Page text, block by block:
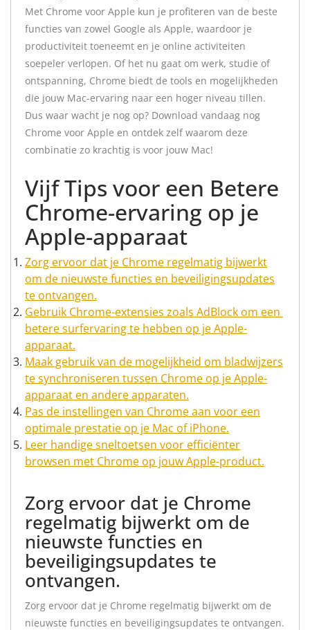
Met Chrome voor Apple kun je profiteren van de beste
functies van zowel Google als Apple, waardoor je
productiviteit toeneemt en je online activiteiten
soepeler verlopen. Of het nu gaat om werk, studie of
ontspanning, Chrome biedt de tools en mogelijkheden
die jouw Mac-ervaring naar een hoger niveau tillen.
Dus waar wacht je nog op? Download vandaag nog
Chrome voor Apple en ontdek zelf waarom deze
combinatie zo krachtig is voor jouw Mac!
Vijf Tips voor een Betere
Chrome-ervaring op je
Apple-apparaat
Zorg ervoor dat je Chrome regelmatig bijwerkt
om de nieuwste functies en beveiligingsupdates
te ontvangen.
Gebruik Chrome-extensies zoals AdBlock om een ​​
betere surfervaring te hebben op je Apple-
apparaat.
Maak gebruik van de mogelijkheid om bladwijzers
te synchroniseren tussen Chrome op je Apple-
apparaat en andere apparaten.
Pas de instellingen van Chrome aan voor een
optimale prestatie op je Mac of iPhone.
Leer handige sneltoetsen voor efficiënter
browsen met Chrome op jouw Apple-product.
Zorg ervoor dat je Chrome
regelmatig bijwerkt om de
nieuwste functies en
beveiligingsupdates te
ontvangen.
Zorg ervoor dat je Chrome regelmatig bijwerkt om de
nieuwste functies en beveiligingsupdates te ontvangen.